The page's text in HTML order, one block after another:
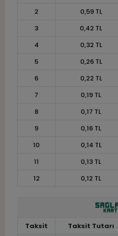
2
0,59 TL
3
0,42 TL
4
0,32 TL
5
0,26 TL
6
0,22 TL
7
0,19 TL
8
0,17 TL
9
0,16 TL
10
0,14 TL
11
0,13 TL
12
0,12 TL
Taksit Taksit Tutarı